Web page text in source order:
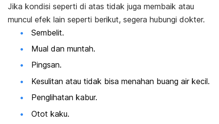
Jika kondisi seperti di atas tidak juga membaik atau
muncul efek lain seperti berikut, segera hubungi dokter.
Sembelit.
Mual dan muntah.
Pingsan.
Kesulitan atau tidak bisa menahan buang air kecil.
Penglihatan kabur.
Otot kaku.